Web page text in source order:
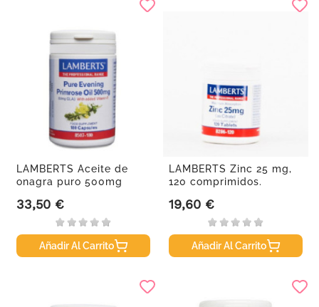
LAMBERTS Aceite de
onagra puro 500mg
Precio
33,50 €
Añadir Al Carrito
LAMBERTS Zinc 25 mg,
120 comprimidos.
Precio
19,60 €
Añadir Al Carrito